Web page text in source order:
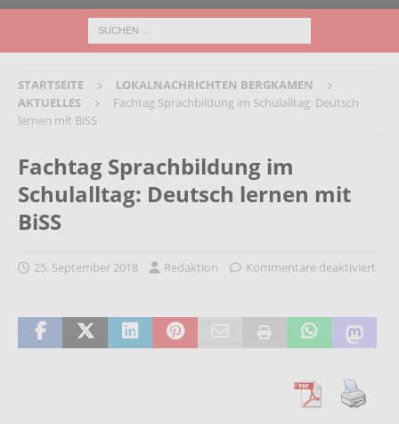
STARTSEITE
LOKALNACHRICHTEN BERGKAMEN
AKTUELLES
Fachtag Sprachbildung im Schulalltag: Deutsch
lernen mit BiSS
Fachtag Sprachbildung im
Schulalltag: Deutsch lernen mit
BiSS
25. September 2018 Redaktion Kommentare deaktiviert